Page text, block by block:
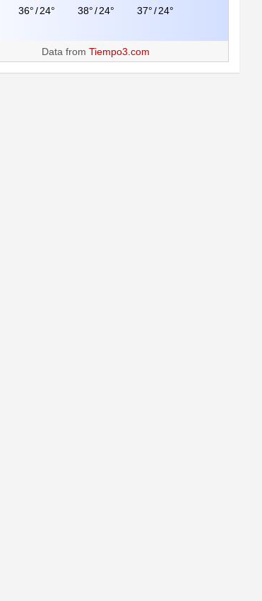
36°/ 24° 38°/ 24° 37°/ 24°
Data fromTiempo3.com